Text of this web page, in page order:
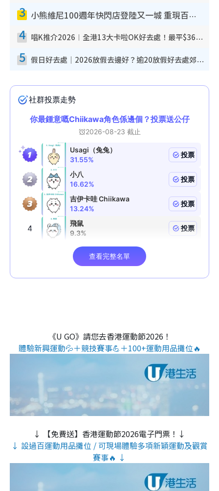
3 小熊維尼100週年快閃店登陸又一城 重現百畝森林經典場景／獨家限定盲盒登場／專屬DIY香水
4 唱K推介2026︱全港13大卡啦OK好去處！最平$36起 日文K都有！(附地址+收費詳情)
5 假日好去處｜2026放假去邊好？逾20放假好去處郊外/秘景 休閒半日或一日遊
《U GO》請您去香港運動節2026！
體驗新興運動💦＋競技賽事💪＋100+運動用品攤位🔥
↓ 【免費送】香港運動節2026電子門票！↓
↓ 設過百運動用品攤位 / 可現場體驗多項新穎運動及觀賞
賽事🔥 ↓